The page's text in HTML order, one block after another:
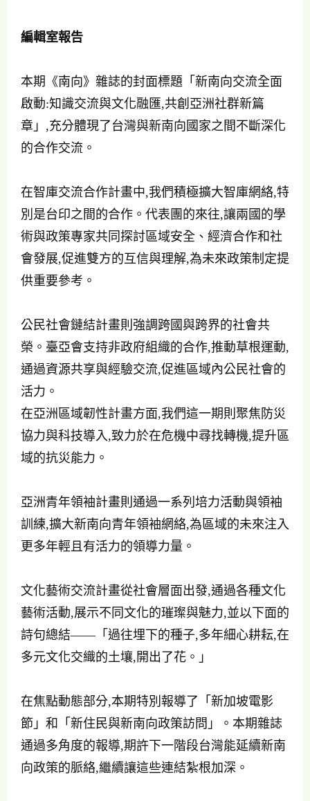
編輯室報告
本期《南向》雜誌的封面標題「新南向交流全面
啟動:知識交流與文化融匯,共創亞洲社群新篇
章」,充分體現了台灣與新南向國家之間不斷深化
的合作交流。
在智庫交流合作計畫中,我們積極擴大智庫網絡,特
別是台印之間的合作。代表團的來往,讓兩國的學
術與政策專家共同探討區域安全、經濟合作和社
會發展,促進雙方的互信與理解,為未來政策制定提
供重要參考。
公民社會鏈結計畫則強調跨國與跨界的社會共
榮。臺亞會支持非政府組織的合作,推動草根運動,
通過資源共享與經驗交流,促進區域內公民社會的
活力。
在亞洲區域韌性計畫方面,我們這一期則聚焦防災
協力與科技導入,致力於在危機中尋找轉機,提升區
域的抗災能力。
亞洲青年領袖計畫則通過一系列培力活動與領袖
訓練,擴大新南向青年領袖網絡,為區域的未來注入
更多年輕且有活力的領導力量。
文化藝術交流計畫從社會層面出發,通過各種文化
藝術活動,展示不同文化的璀璨與魅力,並以下面的
詩句總結——「過往埋下的種子,多年細心耕耘,在
多元文化交織的土壤,開出了花。」
在焦點動態部分,本期特別報導了「新加坡電影
節」和「新住民與新南向政策訪問」。本期雜誌
通過多角度的報導,期許下一階段台灣能延續新南
向政策的脈絡,繼續讓這些連結紮根加深。